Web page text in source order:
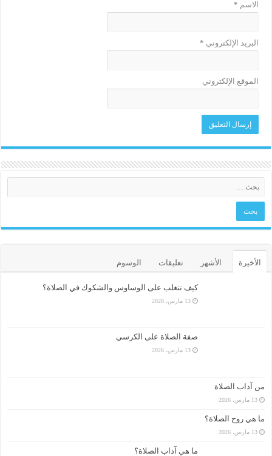
الاسم *
البريد الإلكتروني *
الموقع الإلكتروني
الأخيرة الأشهر تعليقات الوسوم
كيف تتغلب على الوساوس والشكوك في الصلاة؟
13 مارس، 2026
صفة الصلاة على الكرسي
13 مارس، 2026
من آداب الصلاة
13 مارس، 2026
ما هي روح الصلاة؟
13 مارس، 2026
ما هي آداب الصلاة؟